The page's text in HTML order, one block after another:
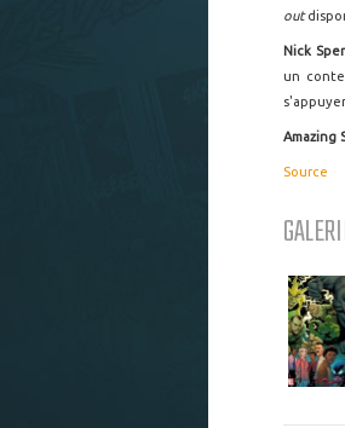
out
Nick
un
Amazing
Source